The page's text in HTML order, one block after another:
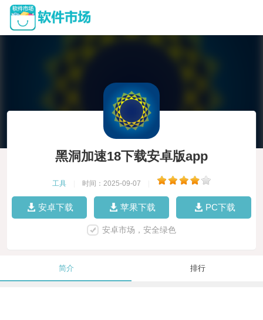
黑洞加速18下载安卓版app
工具 时间：2025-09-07
安卓下载 苹果下载 PC下载
安卓市场，安全绿色
简介 排行